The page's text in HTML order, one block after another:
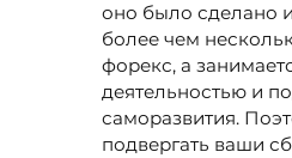
оно было сделано
более чем
форекс, а
деятельностью и
саморазвития.
подвергать ваши